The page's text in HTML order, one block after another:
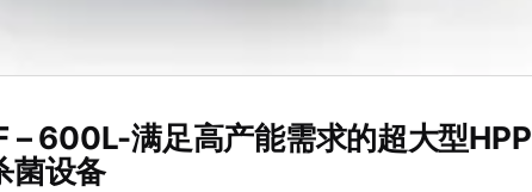
– 600L-满足高产能需求的超大型HPP
菌设备